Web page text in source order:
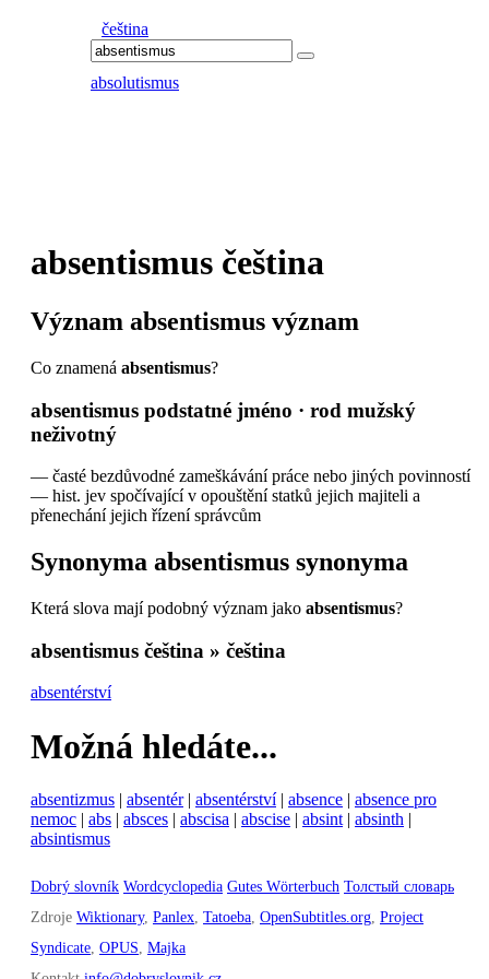
čeština
absolutismus
absentismus čeština
Význam absentismus význam
Co znamená absentismus?
absentismus podstatné jméno · rod mužský
neživotný
— časté bezdůvodné zameškávání práce nebo jiných povinností
— hist. jev spočívající v opouštění statků jejich majiteli a
přenechání jejich řízení správcům
Synonyma absentismus synonyma
Která slova mají podobný význam jako absentismus?
absentismus čeština » čeština
absentérství
Možná hledáte...
absentizmus | absentér | absentérství | absence | absence pro
nemoc | abs | absces | abscisa | abscise | absint | absinth |
absintismus
Dobrý slovník Wordcyclopedia Gutes Wörterbuch Толстый словарь
Zdroje Wiktionary, Panlex, Tatoeba, OpenSubtitles.org, Project
Syndicate, OPUS, Majka